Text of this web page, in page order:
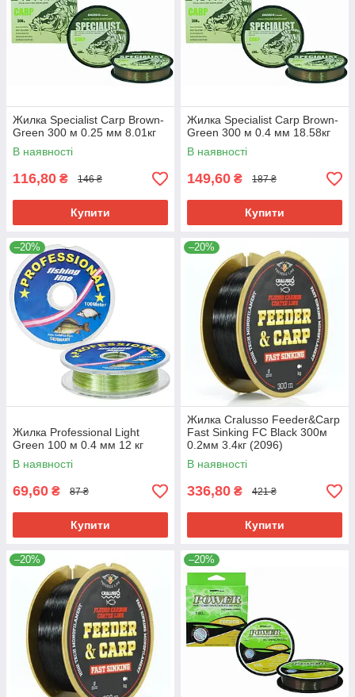
Жилка Specialist Carp Brown-
Green 300 м 0.25 мм 8.01кг
В наявності
116,80 ₴ 146 ₴
Купити
Жилка Specialist Carp Brown-
Green 300 м 0.4 мм 18.58кг
В наявності
149,60 ₴ 187 ₴
Купити
–20%
Жилка Professional Light
Green 100 м 0.4 мм 12 кг
В наявності
69,60 ₴ 87 ₴
Купити
–20%
Жилка Cralusso Feeder&Carp
Fast Sinking FC Black 300м
0.2мм 3.4кг (2096)
В наявності
336,80 ₴ 421 ₴
Купити
–20% –20%